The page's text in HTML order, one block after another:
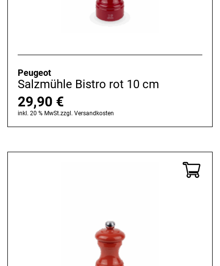
Peugeot
Salzmühle Bistro rot 10 cm
29,90 €
inkl. 20 % MwSt.zzgl. Versandkosten